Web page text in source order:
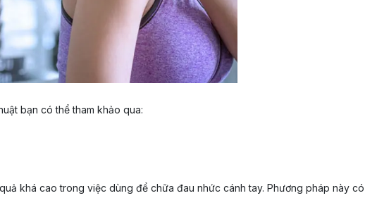
bạn có thể tham khảo qua:
khá cao trong việc dùng để chữa đau nhức cánh tay. Phương pháp này